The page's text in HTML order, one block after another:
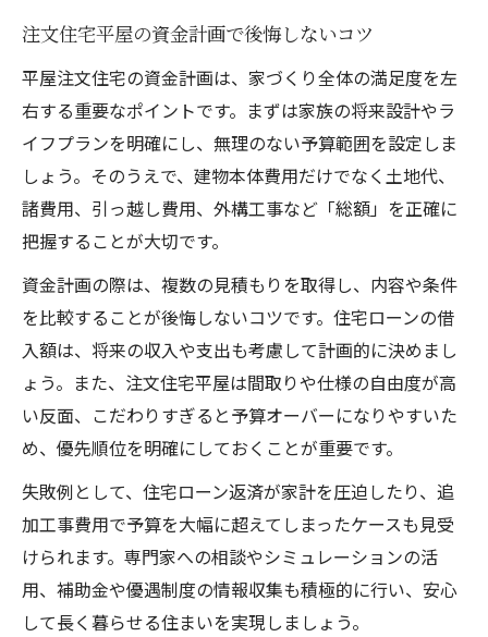
注文住宅平屋の資金計画で後悔しないコツ
平屋注文住宅の資金計画は、家づくり全体の満足度を左
右する重要なポイントです。まずは家族の将来設計やラ
イフプランを明確にし、無理のない予算範囲を設定しま
しょう。そのうえで、建物本体費用だけでなく土地代、
諸費用、引っ越し費用、外構工事など「総額」を正確に
把握することが大切です。
資金計画の際は、複数の見積もりを取得し、内容や条件
を比較することが後悔しないコツです。住宅ローンの借
入額は、将来の収入や支出も考慮して計画的に決めまし
ょう。また、注文住宅平屋は間取りや仕様の自由度が高
い反面、こだわりすぎると予算オーバーになりやすいた
め、優先順位を明確にしておくことが重要です。
失敗例として、住宅ローン返済が家計を圧迫したり、追
加工事費用で予算を大幅に超えてしまったケースも見受
けられます。専門家への相談やシミュレーションの活
用、補助金や優遇制度の情報収集も積極的に行い、安心
して長く暮らせる住まいを実現しましょう。